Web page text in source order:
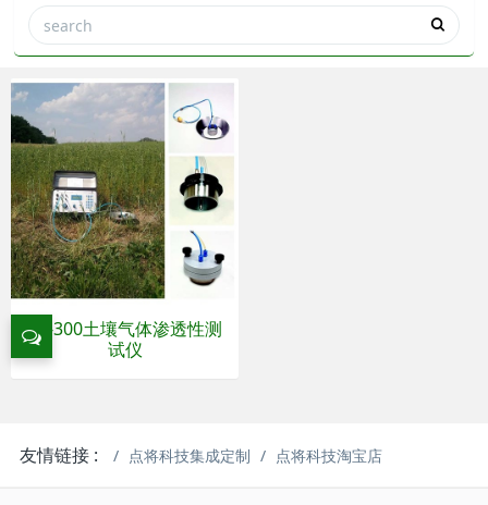
PL-300土壤气体渗透性测
试仪
友情链接 : 点将科技集成定制 点将科技淘宝店